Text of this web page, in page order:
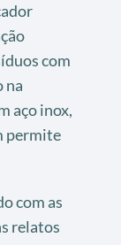
com
na
aço inox,
permite
com as
relatos